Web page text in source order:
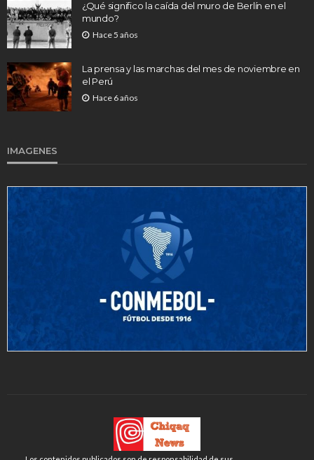
¿Qué significo la caída del muro de Berlín en el
mundo?
Hace 5 años
La prensa y las marchas del mes de noviembre en
el Perú
Hace 6 años
IMAGENES